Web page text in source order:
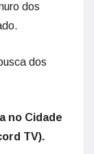
dos
dos
no Cidade
TV).